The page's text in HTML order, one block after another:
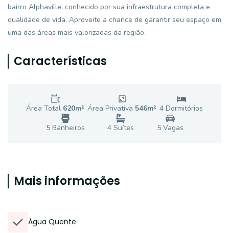
bairro Alphaville, conhecido por sua infraestrutura completa e
qualidade de vida. Aproveite a chance de garantir seu espaço em
uma das áreas mais valorizadas da região.
Características
Área Total 620m² Área Privativa 546m² 4 Dormitórios
5Banheiros 4 Suítes 5Vagas
Mais informações
Água Quente